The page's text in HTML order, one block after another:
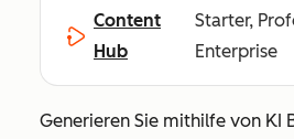
Content
Hub
Starter,
Enterprise
Generieren Sie mithilfe von KI